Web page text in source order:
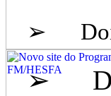
➢ Dois
➢ Dois